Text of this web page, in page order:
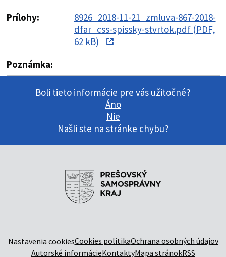
Prílohy:
8926_2018-11-21_zmluva-867-2018-
dfar_css-spissky-stvrtok.pdf (PDF,
62 kB)
Poznámka:
Boli tieto informácie pre vás užitočné?
Áno
Nie
Našli ste na stránke chybu?
Nastavenia cookiesCookies politikaOchrana osobných údajov
Autorské informácieKontaktyMapa stránokRSS